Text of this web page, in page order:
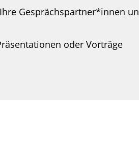
Gesprächspartner*innen
oder Vorträge